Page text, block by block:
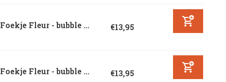
Foekje Fleur - bubble ... €13,95
Foekje Fleur - bubble ... €13,95